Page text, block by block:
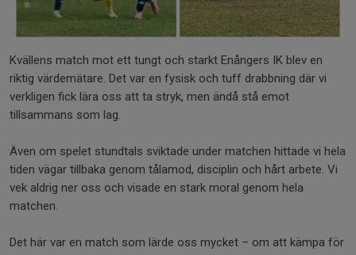
Kvällens match mot ett tungt och starkt Enångers IK blev en
riktig värdemätare. Det var en fysisk och tuff drabbning där vi
verkligen fick lära oss att ta stryk, men ändå stå emot
tillsammans som lag.
Även om spelet stundtals sviktade under matchen hittade vi hela
tiden vägar tillbaka genom tålamod, disciplin och hårt arbete. Vi
vek aldrig ner oss och visade en stark moral genom hela
matchen.
Det här var en match som lärde oss mycket – om att kämpa för